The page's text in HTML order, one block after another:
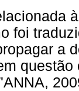
foi
a